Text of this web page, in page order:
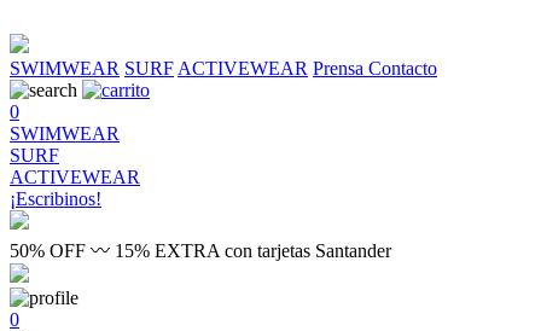
SWIMWEAR SURF ACTIVEWEAR Prensa Contacto
0
SWIMWEAR
SURF
ACTIVEWEAR
¡Escribinos!
50% OFF 〰 15% EXTRA con tarjetas Santander
0